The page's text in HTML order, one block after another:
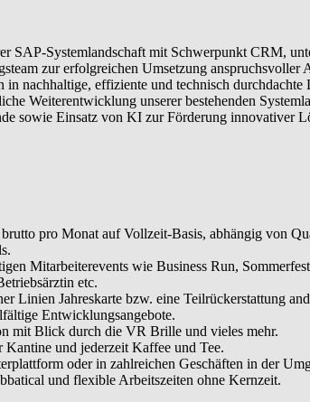
SAP-Systemlandschaft mit Schwerpunkt CRM,
zur erfolgreichen Umsetzung anspruchsvoller
nachhaltige, effiziente und technisch durchdachte
Weiterentwicklung unserer bestehenden
sowie Einsatz von KI zur Förderung innovativer
pro Monat auf Vollzeit-Basis, abhängig von
Mitarbeiterevents wie Business Run,
etc.
Jahreskarte bzw. eine Teilrückerstattung
Entwicklungsangebote.
mit Blick durch die VR Brille und vieles mehr.
Kantine und jederzeit Kaffee und Tee.
oder in zahlreichen Geschäften in der
und flexible Arbeitszeiten ohne Kernzeit.